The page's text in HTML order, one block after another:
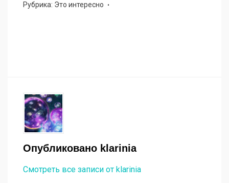
Рубрика: Это интересно
Опубликовано klarinia
Смотреть все записи от klarinia